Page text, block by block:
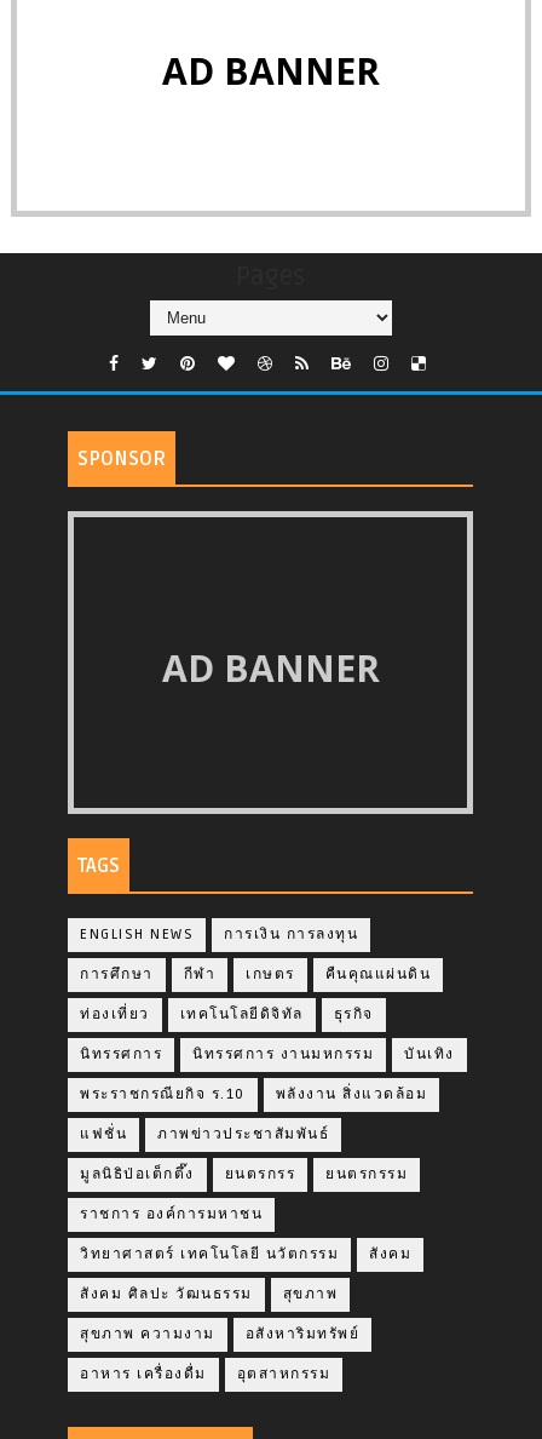
AD BANNER
SPONSOR
AD BANNER
TAGS
ENGLISH NEWS การเงิน การลงทุน
การศึกษา กีฬา เกษตร คืนคุณแผ่นดิน
ท่องเที่ยว เทคโนโลยีดิจิทัล ธุรกิจ
นิทรรศการ นิทรรศการ งานมหกรรม บันเทิง
พระราชกรณียกิจ ร.10 พลังงาน สิ่งแวดล้อม
แฟชั่น ภาพข่าวประชาสัมพันธ์
มูลนิธิป่อเต็กตึ๊ง ยนตรกรร ยนตรกรรม
ราชการ องค์การมหาชน
วิทยาศาสตร์ เทคโนโลยี นวัตกรรม สังคม
สังคม ศิลปะ วัฒนธรรม สุขภาพ
สุขภาพ ความงาม อสังหาริมทรัพย์
อาหาร เครื่องดื่ม อุตสาหกรรม